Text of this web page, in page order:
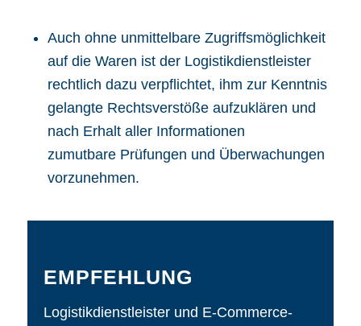
Auch ohne unmittelbare Zugriffsmöglichkeit
auf die Waren ist der Logistikdienstleister
rechtlich dazu verpflichtet, ihm zur Kenntnis
gelangte Rechtsverstöße aufzuklären und
nach Erhalt aller Informationen
zumutbare Prüfungen und Überwachungen
vorzunehmen.
EMPFEHLUNG
Logistikdienstleister und E-Commerce-